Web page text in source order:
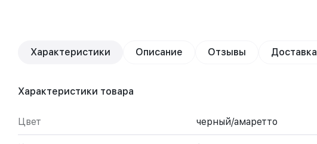
Характеристики Описание Отзывы Доставка
Характеристики товара
Цвет черный/амаретто